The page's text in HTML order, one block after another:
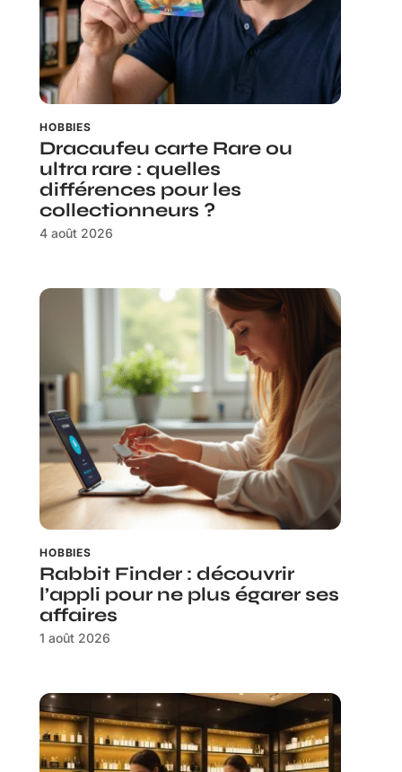
HOBBIES
Dracaufeu carte Rare ou
ultra rare : quelles
différences pour les
collectionneurs ?
4 août 2026
HOBBIES
Rabbit Finder : découvrir
l’appli pour ne plus égarer ses
affaires
1 août 2026